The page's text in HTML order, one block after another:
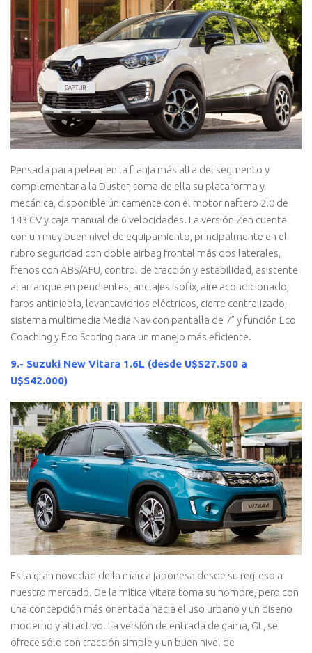
Pensada para pelear en la franja más alta del segmento y
complementar a la Duster, toma de ella su plataforma y
mecánica, disponible únicamente con el motor naftero 2.0 de
143 CV y caja manual de 6 velocidades. La versión Zen cuenta
con un muy buen nivel de equipamiento, principalmente en el
rubro seguridad con doble airbag frontal más dos laterales,
frenos con ABS/AFU, control de tracción y estabilidad, asistente
al arranque en pendientes, anclajes Isofix, aire acondicionado,
faros antiniebla, levantavidrios eléctricos, cierre centralizado,
sistema multimedia Media Nav con pantalla de 7” y función Eco
Coaching y Eco Scoring para un manejo más eficiente.
9.- Suzuki New Vitara 1.6L (desde U$S27.500 a
U$S42.000)
Es la gran novedad de la marca japonesa desde su regreso a
nuestro mercado. De la mítica Vitara toma su nombre, pero con
una concepción más orientada hacia el uso urbano y un diseño
moderno y atractivo. La versión de entrada de gama, GL, se
ofrece sólo con tracción simple y un buen nivel de